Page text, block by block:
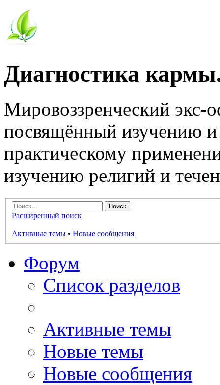
Диагностика
Мировоззренческий
посвящённый изучению
практическому
изучению религий и
Расширенный поиск
Активные темы • Новые сообщения
Форум
Список разделов
Активные темы
Новые темы
Новые сообщения